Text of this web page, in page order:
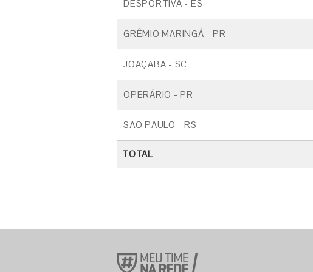
DESPORTIVA - ES
GRÊMIO MARINGÁ - PR
JOAÇABA - SC
OPERÁRIO - PR
SÃO PAULO - RS
TOTAL